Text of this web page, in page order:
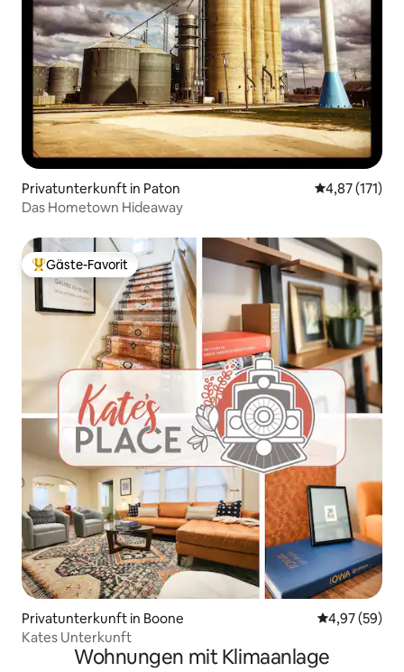
Privatunterkunft in Paton
4,87 (171)
Das Hometown Hideaway
Beliebter Gäste-Favorit.
Gäste-Favorit
Privatunterkunft in Boone
4,97 (59)
Kates Unterkunft
Wohnungen mit Klimaanlage